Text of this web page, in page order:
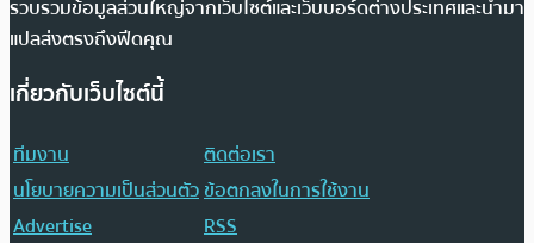
รวบรวมข้อมูลส่วนใหญ่จากเว็บไซต์และเว็บบอร์ดต่างประเทศและนำมา
แปลส่งตรงถึงฟีดคุณ
เกี่ยวกับเว็บไซต์นี้
ทีมงาน
ติดต่อเรา
นโยบายความเป็นส่วนตัวข้อตกลงในการใช้งาน
Advertise
RSS